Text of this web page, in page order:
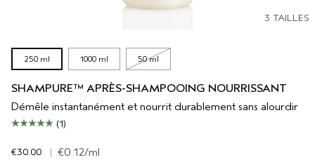
3 TAILLES
250 ml 1000 ml 50 ml
SHAMPURE™ APRÈS-SHAMPOOING NOURRISSANT
Démêle instantanément et nourrit durablement sans alourdir
(1)
€30.00 | €0.12/ml